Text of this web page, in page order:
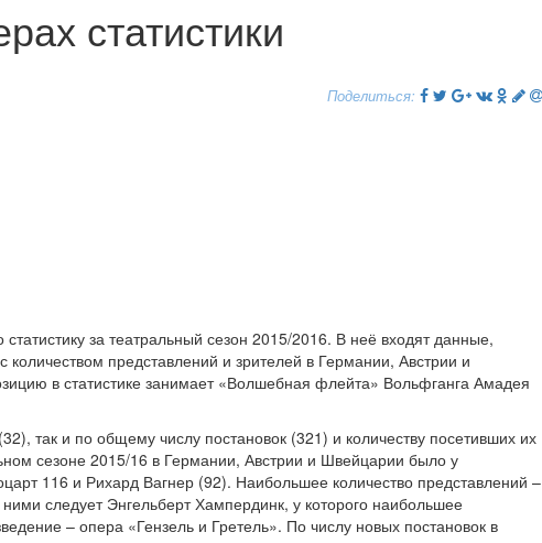
статистики
Поделиться:
за театральный сезон 2015/2016. В неё входят данные,
представлений и зрителей в Германии, Австрии и
в статистике занимает «Волшебная флейта» Вольфганга Амадея
так и по общему числу постановок (321) и количеству посетивших их
сезоне 2015/16 в Германии, Австрии и Швейцарии было у
116 и Рихард Вагнер (92). Наибольшее количество представлений –
следует Энгельберт Хампердинк, у которого наибольшее
– опера «Гензель и Гретель». По числу новых постановок в